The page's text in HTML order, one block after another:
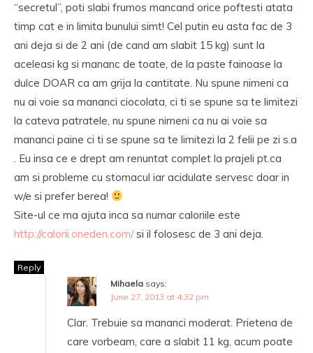
“secretul”, poti slabi frumos mancand orice poftesti atata
timp cat e in limita bunului simt! Cel putin eu asta fac de 3
ani deja si de 2 ani (de cand am slabit 15 kg) sunt la
aceleasi kg si mananc de toate, de la paste fainoase la
dulce DOAR ca am grija la cantitate. Nu spune nimeni ca
nu ai voie sa mananci ciocolata, ci ti se spune sa te limitezi
la cateva patratele, nu spune nimeni ca nu ai voie sa
mananci paine ci ti se spune sa te limitezi la 2 felii pe zi s.a
. Eu insa ce e drept am renuntat complet la prajeli pt.ca
am si probleme cu stomacul iar acidulate servesc doar in
w/e si prefer berea!
Site-ul ce ma ajuta inca sa numar caloriile este
http://calorii.oneden.com/si il folosesc de 3 ani deja.
Reply
Mihaela says:
June 27, 2013 at 4:32 pm
Clar. Trebuie sa mananci moderat. Prietena de
care vorbeam, care a slabit 11 kg, acum poate